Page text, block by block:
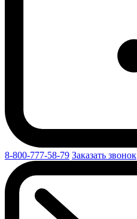
8-800-777-58-79 Заказать звонок